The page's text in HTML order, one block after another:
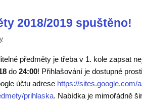
2018/2019 spuštěno!
předměty je třeba v 1. kole zapsat
do 24:00! Přihlašování je dostupné
účtu adrese https://sites.google.com/
prihlaska. Nabídka je mimořádně